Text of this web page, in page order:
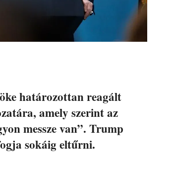
határozottan reagált
amely szerint az
messze van”. Trump
sokáig eltűrni.